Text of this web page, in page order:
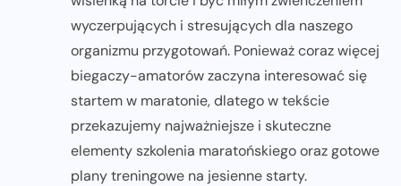
wyczerpujących i stresujących dla naszego
organizmu przygotowań. Ponieważ coraz więcej
biegaczy-amatorów zaczyna interesować się
startem w maratonie, dlatego w tekście
przekazujemy najważniejsze i skuteczne
elementy szkolenia maratońskiego oraz gotowe
plany treningowe na jesienne starty.